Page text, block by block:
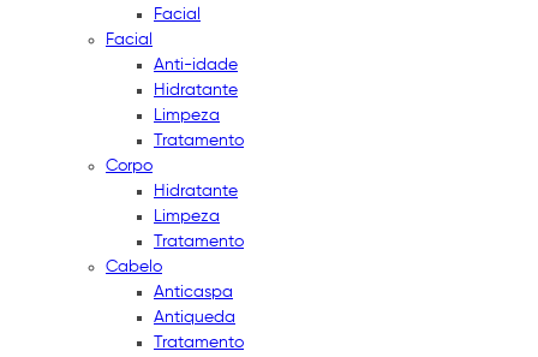
Facial
Facial
Anti-idade
Hidratante
Limpeza
Tratamento
Corpo
Hidratante
Limpeza
Tratamento
Cabelo
Anticaspa
Antiqueda
Tratamento